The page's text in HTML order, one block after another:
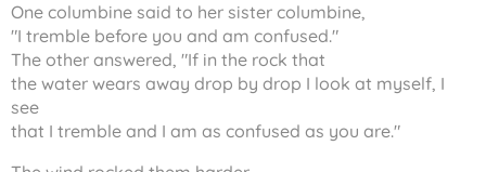
One columbine said to her sister columbine,
"I tremble before you and am confused."
The other answered, "If in the rock that
the water wears away drop by drop I look at myself, I
see
that I tremble and I am as confused as you are."